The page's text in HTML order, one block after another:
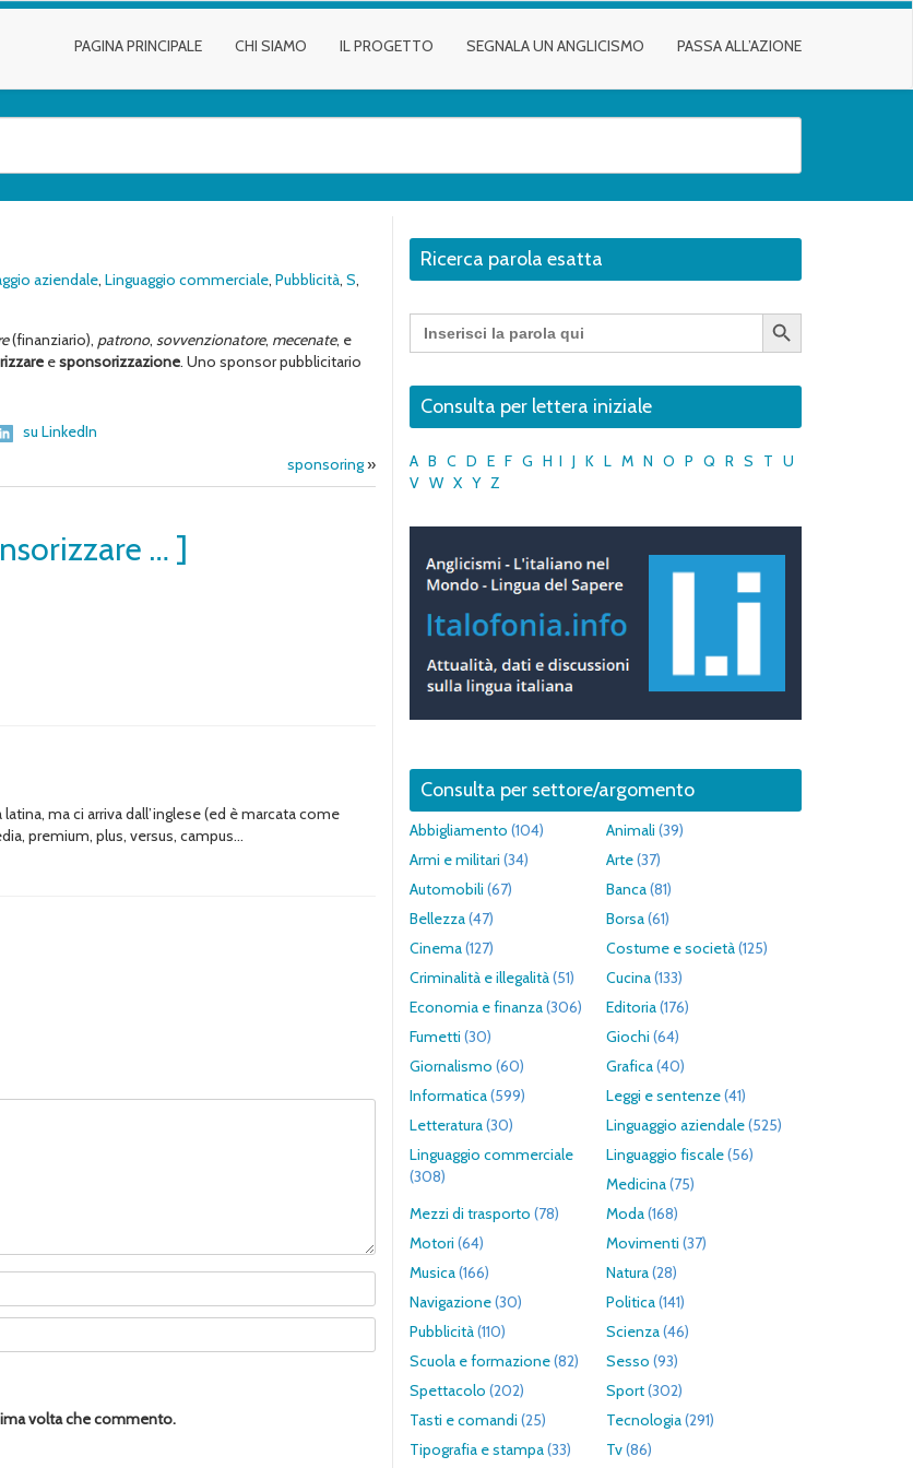
PAGINA PRINCIPALE CHI SIAMO IL PROGETTO SEGNALA UN ANGLICISMO PASSA ALL’AZIONE
aziendale, Linguaggio commerciale, Pubblicità, S,
(finanziario), patrono, sovvenzionatore, mecenate, e
esponsorizzazione. Uno sponsor pubblicitario
su LinkedIn
sponsoring»
… ]
ma ci arriva dall’inglese (ed è marcata come
premium, plus, versus, campus…
volta che commento.
Ricerca parola esatta
Search
for:
Search Button
Consulta per lettera iniziale
A B C D E F G H I J K L M N O P Q R S T U
V W X Y Z
Consulta per settore/argomento
Abbigliamento (104) Animali (39)
Armi e militari (34) Arte(37)
Automobili (67) Banca(81)
Bellezza(47) Borsa(61)
Cinema(127) Costume e società(125)
Criminalità e illegalità(51) Cucina(133)
Economia e finanza(306) Editoria(176)
Fumetti (30) Giochi (64)
Giornalismo (60) Grafica(40)
Informatica(599) Leggi e sentenze(41)
Letteratura(30) Linguaggio aziendale(525)
Linguaggio commerciale
(308)
Linguaggio fiscale(56)
Medicina(75)
Mezzi di trasporto (78) Moda(168)
Motori (64) Movimenti (37)
Musica(166) Natura(28)
Navigazione(30) Politica(141)
Pubblicità(110) Scienza(46)
Scuola e formazione(82) Sesso (93)
Spettacolo (202) Sport(302)
Tasti e comandi (25) Tecnologia(291)
Tipografia e stampa(33) Tv(86)